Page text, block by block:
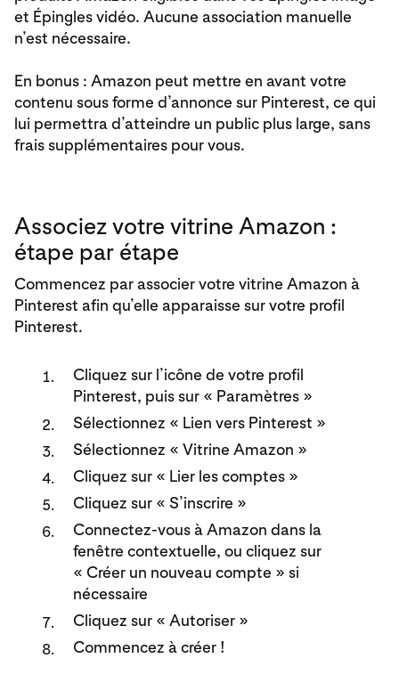
et Épingles vidéo. Aucune association manuelle
n’est nécessaire.
En bonus : Amazon peut mettre en avant votre
contenu sous forme d’annonce sur Pinterest, ce qui
lui permettra d’atteindre un public plus large, sans
frais supplémentaires pour vous.
Associez votre vitrine Amazon :
étape par étape
Commencez par associer votre vitrine Amazon à
Pinterest afin qu’elle apparaisse sur votre profil
Pinterest.
Cliquez sur l’icône de votre profil
Pinterest, puis sur « Paramètres »
Sélectionnez « Lien vers Pinterest »
Sélectionnez « Vitrine Amazon »
Cliquez sur « Lier les comptes »
Cliquez sur « S’inscrire »
Connectez-vous à Amazon dans la
fenêtre contextuelle, ou cliquez sur
« Créer un nouveau compte » si
nécessaire
Cliquez sur « Autoriser »
Commencez à créer !